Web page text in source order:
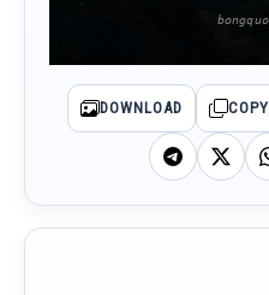
DOWNLOAD COPY